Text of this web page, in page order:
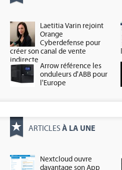
Laetitia Varin rejoint
Orange
Cyberdefense pour
créer son canal de vente
indirecte
Arrow référence les
onduleurs d'ABB pour
l'Europe
ARTICLES À LA UNE
Nextcloud ouvre
davantage son App